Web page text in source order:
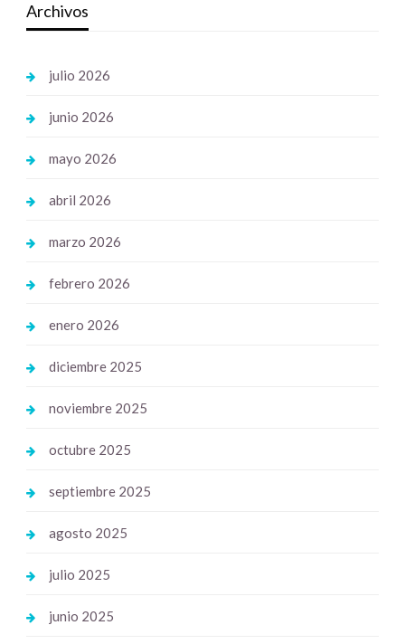
Archivos
julio 2026
junio 2026
mayo 2026
abril 2026
marzo 2026
febrero 2026
enero 2026
diciembre 2025
noviembre 2025
octubre 2025
septiembre 2025
agosto 2025
julio 2025
junio 2025